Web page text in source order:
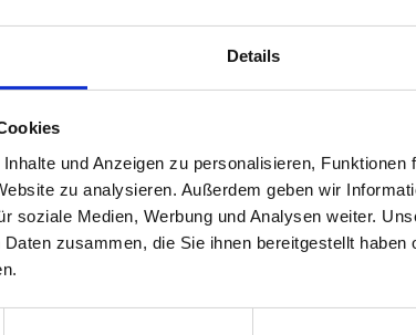
Details
und Anzeigen zu personalisieren,
zu analysieren. Außerdem geben wir
soziale Medien, Werbung und Analysen weiter.
zusammen, die Sie ihnen bereitgestellt
benötigt werden.
Bootsformen.